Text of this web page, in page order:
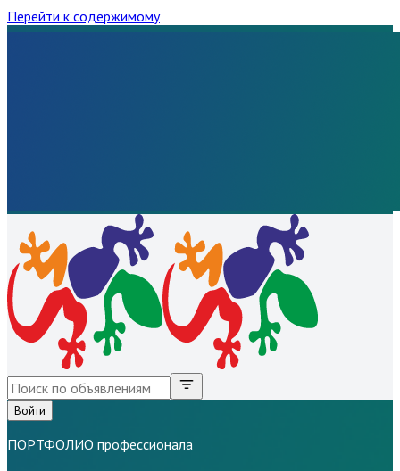
Перейти к содержимому
Войти
ПОРТФОЛИО профессионала